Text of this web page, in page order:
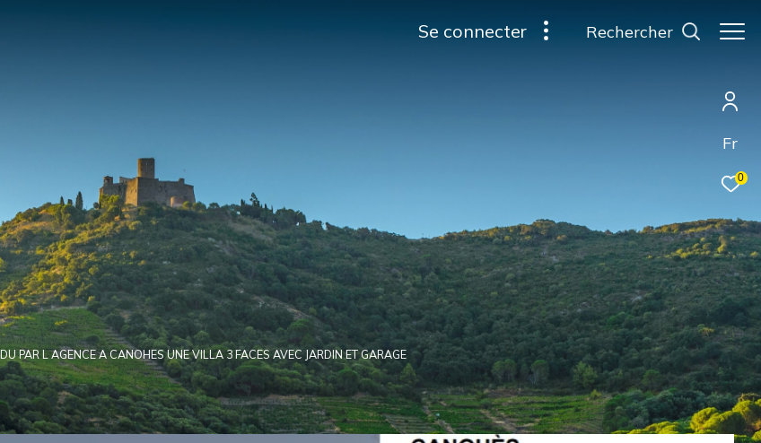
Fr
0
se connecter rechercher
PAR L AGENCE A CANOHES UNE VILLA 3 FACES AVEC JARDIN ET GARAGE